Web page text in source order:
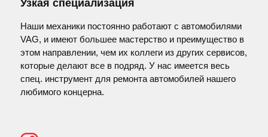
Узкая специализация
Наши механики постоянно работают с автомобилями
VAG, и имеют большее мастерство и преимущество в
этом направлении, чем их коллеги из других сервисов,
которые делают все в подряд. У нас имеется весь
спец. инструмент для ремонта автомобилей нашего
любимого концерна.